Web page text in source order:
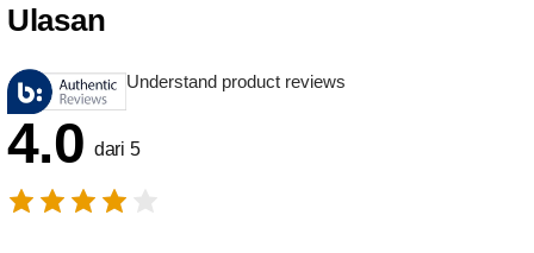
Ulasan
Understand product reviews
4.0 dari 5